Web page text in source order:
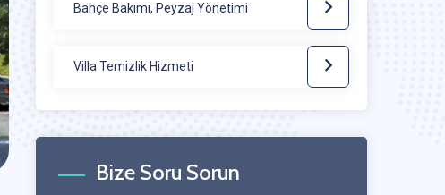
Bahçe Bakımı, Peyzaj Yönetimi
Villa Temizlik Hizmeti
Bize Soru Sorun